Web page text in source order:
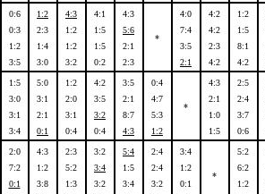
0:6
0:3
1:2
3:5
1:2
2:3
1:4
3:0
4:3
1:2
1:2
3:2
4:1
1:5
1:5
0:2
4:3
5:6
2:1
2:3
*
4:0
7:4
3:5
2:1
4:2
4:2
2:3
4:2
1:2
1:5
8:1
4:2
1:5
3:0
3:1
3:4
5:0
3:1
2:1
0:1
1:2
2:0
3:1
0:4
4:2
3:5
3:2
0:4
3:5
2:1
8:7
4:3
0:4
4:7
5:3
1:2
*
4:3
2:1
1:0
1:5
2:5
2:4
3:7
0:6
2:0
7:2
0:1
4:3
1:2
3:8
2:3
5:2
1:3
3:2
3:4
3:2
5:4
1:5
3:4
2:4
2:4
3:2
3:4
1:2
0:1
*
5:2
6:2
1:2